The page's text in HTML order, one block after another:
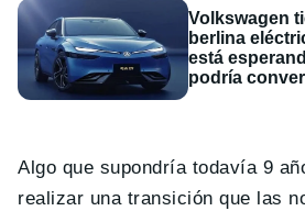
Volkswagen
berlina
está
podría
Algo que supondría todavía 9
realizar una transición que las